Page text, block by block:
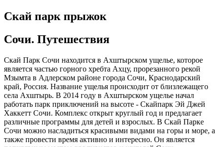
Скай парк прыжок
Сочи. Путешествия
Скай Парк Сочи находится в Ахштырском ущелье, которое
является частью горного хребта Ахцу, прорезанного рекой
Мзымта в Адлерском районе города Сочи, Краснодарский
край, Россия. Название ущелья происходит от близлежащего
села Ахштырь. В 2014 году в Ахштырском ущелье начал
работать парк приключений на высоте - Скайпарк Эй Джей
Хаккетт Сочи. Комплекс открыт круглый год и предлагает
различные программы для детей и взрослых. В Скай Парке
Сочи можно насладиться красивыми видами на горы и море, а
также провести время активно и интересно. Он является